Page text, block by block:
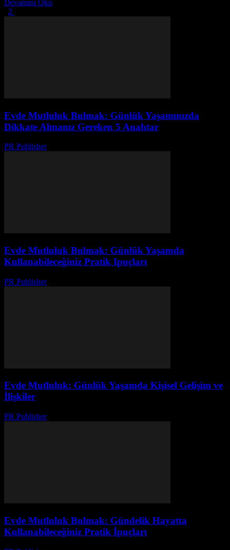
Devamını Oku
2
Evde Mutluluk Bulmak: Günlük Yaşamınızda
Dikkate Almanız Gereken 5 Anahtar
PR Publisher-
Evde Mutluluk Bulmak: Günlük Yaşamda
Kullanabileceğiniz Pratik Ipuçları
PR Publisher-
Evde Mutluluk: Günlük Yaşamda Kişisel Gelişim ve
İlişkiler
PR Publisher-
Evde Mutluluk Bulmak: Gündelik Hayatta
Kullanabileceğiniz Pratik İpuçları